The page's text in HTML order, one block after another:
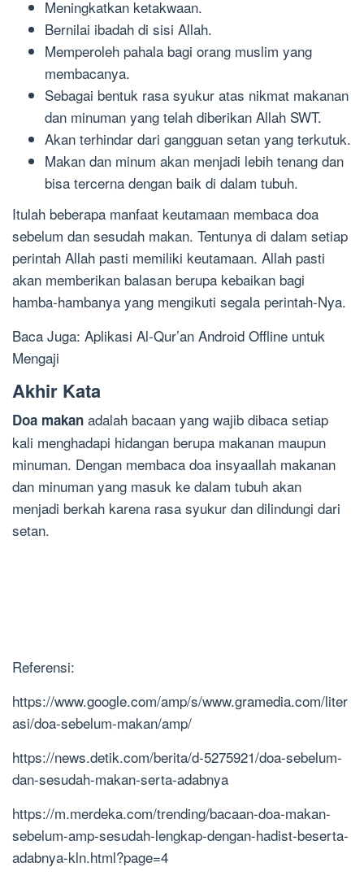
Meningkatkan ketakwaan.
Bernilai ibadah di sisi Allah.
Memperoleh pahala bagi orang muslim yang
membacanya.
Sebagai bentuk rasa syukur atas nikmat makanan
dan minuman yang telah diberikan Allah SWT.
Akan terhindar dari gangguan setan yang terkutuk.
Makan dan minum akan menjadi lebih tenang dan
bisa tercerna dengan baik di dalam tubuh.
Itulah beberapa manfaat keutamaan membaca doa
sebelum dan sesudah makan. Tentunya di dalam setiap
perintah Allah pasti memiliki keutamaan. Allah pasti
akan memberikan balasan berupa kebaikan bagi
hamba-hambanya yang mengikuti segala perintah-Nya.
Baca Juga: Aplikasi Al-Qur’an Android Offline untuk
Mengaji
Akhir Kata
Doa makan adalah bacaan yang wajib dibaca setiap
kali menghadapi hidangan berupa makanan maupun
minuman. Dengan membaca doa insyaallah makanan
dan minuman yang masuk ke dalam tubuh akan
menjadi berkah karena rasa syukur dan dilindungi dari
setan.
Referensi:
https://www.google.com/amp/s/www.gramedia.com/liter
asi/doa-sebelum-makan/amp/
https://news.detik.com/berita/d-5275921/doa-sebelum-
dan-sesudah-makan-serta-adabnya
https://m.merdeka.com/trending/bacaan-doa-makan-
sebelum-amp-sesudah-lengkap-dengan-hadist-beserta-
adabnya-kln.html?page=4